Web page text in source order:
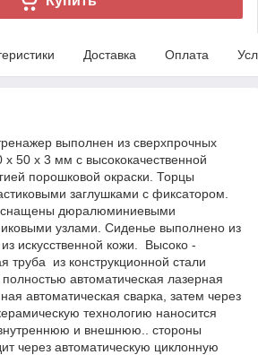
Доставка Оплата
выполнен из сверхпрочных
50 x 3 мм с высококачественной
порошковой окраски. Торцы
заглушками с фиксатором.
дюралюминиевыми
узлами. Сиденье выполнено из
искусственной кожи. Высоко -
труба из конструкционной стали
автоматическая лазерная
автоматическая сварка, затем через
технологию наносится
и внешнюю.. стороны
через автоматическую циклонную